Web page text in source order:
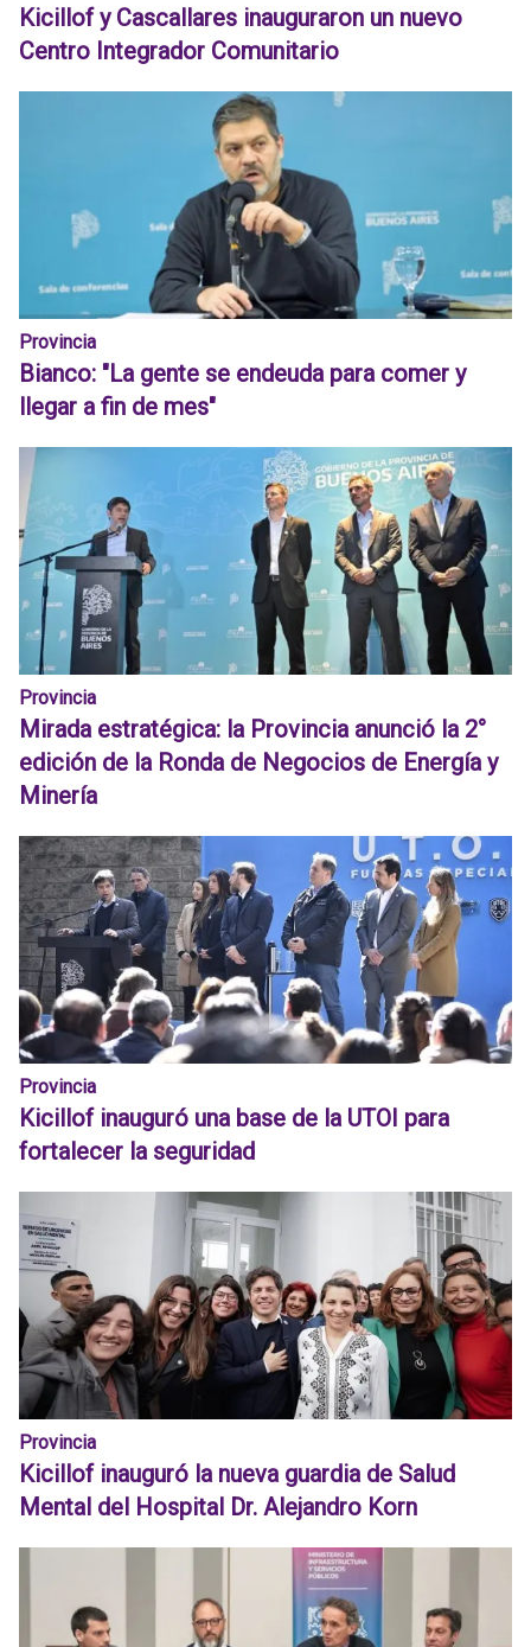
Kicillof y Cascallares inauguraron un nuevo
Centro Integrador Comunitario
Provincia
Bianco: "La gente se endeuda para comer y
llegar a fin de mes"
Provincia
Mirada estratégica: la Provincia anunció la 2°
edición de la Ronda de Negocios de Energía y
Minería
Provincia
Kicillof inauguró una base de la UTOI para
fortalecer la seguridad
Provincia
Kicillof inauguró la nueva guardia de Salud
Mental del Hospital Dr. Alejandro Korn